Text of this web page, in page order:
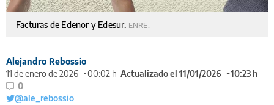
Facturas de Edenor y Edesur. ENRE.
Alejandro Rebossio
11 de enero de 2026
00:02 h Actualizado el 11/01/2026
10:23 h
0
@ale_rebossio